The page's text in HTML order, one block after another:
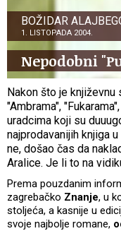
BOŽIDAR
1. LISTOPADA 2004.
Nepodobni
Nakon što je
"Ambrama",
uradcima koji su
najprodavanijih knjiga
ne, došao čas da
Aralice. Je li to na
Prema pouzdanim
zagrebačko Znanje, u
stoljeća, a kasnije u
svoje najbolje romane,